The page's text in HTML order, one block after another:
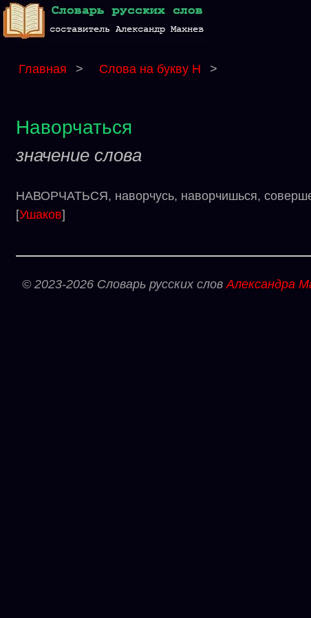
Главная > Слова на букву Н >
Наворчаться
значение слова
НАВОРЧАТЬСЯ, наворчусь, наворчишься,
[Ушаков]
© 2023-2026 Словарь русских словАлександра